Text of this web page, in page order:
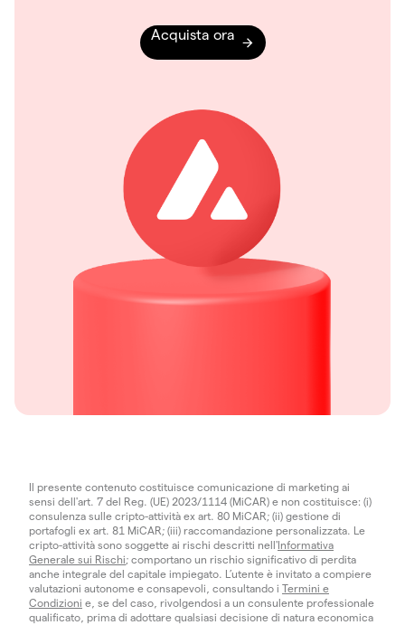
Acquista ora
Il presente contenuto costituisce comunicazione di marketing ai
sensi dell'art. 7 del Reg. (UE) 2023/1114 (MiCAR) e non costituisce: (i)
consulenza sulle cripto-attività ex art. 80 MiCAR; (ii) gestione di
portafogli ex art. 81 MiCAR; (iii) raccomandazione personalizzata. Le
cripto-attività sono soggette ai rischi descritti nell'Informativa
Generale sui Rischi; comportano un rischio significativo di perdita
anche integrale del capitale impiegato. L’utente è invitato a compiere
valutazioni autonome e consapevoli, consultando i Termini e
Condizioni e, se del caso, rivolgendosi a un consulente professionale
qualificato, prima di adottare qualsiasi decisione di natura economica